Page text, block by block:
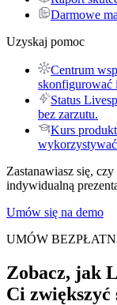
Darmowe
Uzyskaj pomoc
Centrum
skonfigurować
Status
bez zarzutu.
Kurs
Zastanawiasz się,
indywidualną
Umów się na demo
UMÓW
Zobacz, jak
Ci zwiększyć